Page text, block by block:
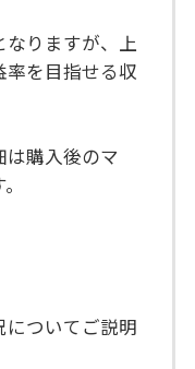
りますが、上
を目指せる収
は購入後のマ
ついてご説明